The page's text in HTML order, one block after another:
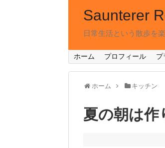
Saunterer
日常生活という散歩を
ホーム プロフィール プ
ホーム キッチン
夏の朝は作